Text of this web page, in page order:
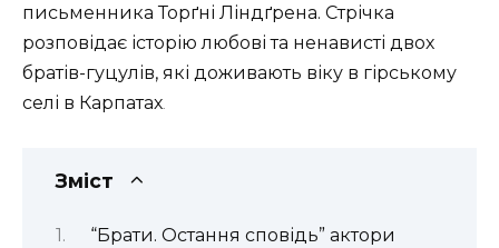
письменника Торґні Ліндґрена. Стрічка
розповідає історію любові та ненависті двох
братів-гуцулів, які доживають віку в гірському
селі в Карпатах.
Зміст
“Брати. Остання сповідь” актори